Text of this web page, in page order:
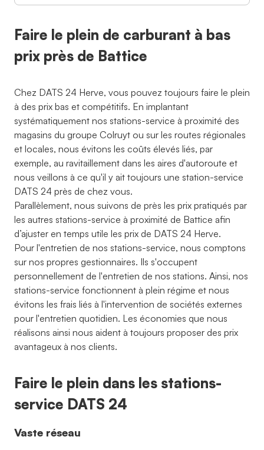
Faire le plein de carburant à bas
prix près de Battice
Chez DATS 24 Herve, vous pouvez toujours faire le plein
à des prix bas et compétitifs. En implantant
systématiquement nos stations-service à proximité des
magasins du groupe Colruyt ou sur les routes régionales
et locales, nous évitons les coûts élevés liés, par
exemple, au ravitaillement dans les aires d'autoroute et
nous veillons à ce qu'il y ait toujours une station-service
DATS 24 près de chez vous.
Parallèlement, nous suivons de près les prix pratiqués par
les autres stations-service à proximité de Battice afin
d’ajuster en temps utile les prix de DATS 24 Herve.
Pour l'entretien de nos stations-service, nous comptons
sur nos propres gestionnaires. Ils s'occupent
personnellement de l'entretien de nos stations. Ainsi, nos
stations-service fonctionnent à plein régime et nous
évitons les frais liés à l'intervention de sociétés externes
pour l'entretien quotidien. Les économies que nous
réalisons ainsi nous aident à toujours proposer des prix
avantageux à nos clients.
Faire le plein dans les stations-
service DATS 24
Vaste réseau